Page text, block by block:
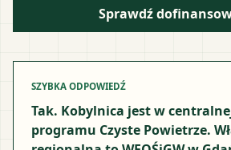
Sprawdź
SZYBKA ODPOWIEDŹ
Tak. Kobylnica jest w
programu Czyste Powietrze.